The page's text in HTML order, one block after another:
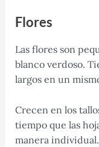
Flores
Las flores son
blanco verdoso.
largos en un
Crecen en los
tiempo que las
manera individual.